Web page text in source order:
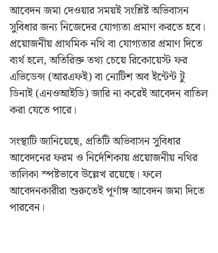
আবেদন জমা দেওয়ার সময়ই সংশ্লিষ্ট অভিবাসন
সুবিধার জন্য নিজেদের যোগ্যতা প্রমাণ করতে হবে।
প্রয়োজনীয় প্রাথমিক নথি বা যোগ্যতার প্রমাণ দিতে
ব্যর্থ হলে, অতিরিক্ত তথ্য চেয়ে রিকোয়েস্ট ফর
এভিডেন্স (আরএফই) বা নোটিশ অব ইন্টেন্ট টু
ডিনাই (এনওআইডি) জারি না করেই আবেদন বাতিল
করা যেতে পারে।
সংস্থাটি জানিয়েছে, প্রতিটি অভিবাসন সুবিধার
আবেদনের ফরম ও নির্দেশিকায় প্রয়োজনীয় নথির
তালিকা স্পষ্টভাবে উল্লেখ রয়েছে। ফলে
আবেদনকারীরা শুরুতেই পূর্ণাঙ্গ আবেদন জমা দিতে
পারবেন।